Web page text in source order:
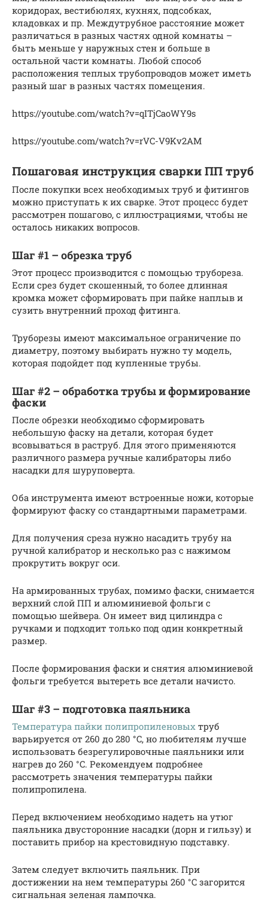
коридорах, вестибюлях, кухнях, подсобках,
кладовках и пр. Междутрубное расстояние может
различаться в разных частях одной комнаты –
быть меньше у наружных стен и больше в
остальной части комнаты. Любой способ
расположения теплых трубопроводов может иметь
разный шаг в разных частях помещения.
https://youtube.com/watch?v=qITjCaoWY9s
https://youtube.com/watch?v=rVC-V9Kv2AM
Пошаговая инструкция сварки ПП труб
После покупки всех необходимых труб и фитингов
можно приступать к их сварке. Этот процесс будет
рассмотрен пошагово, с иллюстрациями, чтобы не
осталось никаких вопросов.
Шаг #1 – обрезка труб
Этот процесс производится с помощью трубореза.
Если срез будет скошенный, то более длинная
кромка может сформировать при пайке наплыв и
сузить внутренний проход фитинга.
Труборезы имеют максимальное ограничение по
диаметру, поэтому выбирать нужно ту модель,
которая подойдет под купленные трубы.
Шаг #2 – обработка трубы и формирование
фаски
После обрезки необходимо сформировать
небольшую фаску на детали, которая будет
всовываться в раструб. Для этого применяются
различного размера ручные калибраторы либо
насадки для шуруповерта.
Оба инструмента имеют встроенные ножи, которые
формируют фаску со стандартными параметрами.
Для получения среза нужно насадить трубу на
ручной калибратор и несколько раз с нажимом
прокрутить вокруг оси.
На армированных трубах, помимо фаски, снимается
верхний слой ПП и алюминиевой фольги с
помощью шейвера. Он имеет вид цилиндра с
ручками и подходит только под один конкретный
размер.
После формирования фаски и снятия алюминиевой
фольги требуется вытереть все детали начисто.
Шаг #3 – подготовка паяльника
Температура пайки полипропиленовых труб
варьируется от 260 до 280 °C, но любителям лучше
использовать безрегулировочные паяльники или
нагрев до 260 °C. Рекомендуем подробнее
рассмотреть значения температуры пайки
полипропилена.
Перед включением необходимо надеть на утюг
паяльника двусторонние насадки (дорн и гильзу) и
поставить прибор на крестовидную подставку.
Затем следует включить паяльник. При
достижении на нем температуры 260 °C загорится
сигнальная зеленая лампочка.